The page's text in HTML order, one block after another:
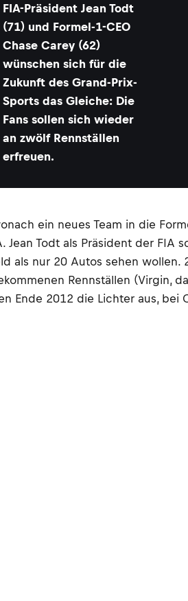
​FIA-Präsident Jean Todt
(71) und Formel-1-CEO
Chase Carey (62)
wünschen sich für die
Zukunft des Grand-Prix-
Sports das Gleiche: Die
Fans sollen sich wieder
an zwölf Rennställen
erfreuen.
ein neues Team in die
Todt als Präsident der FIA
als nur 20 Autos sehen
Rennställen (Virgin,
Ende 2012 die Lichter aus,